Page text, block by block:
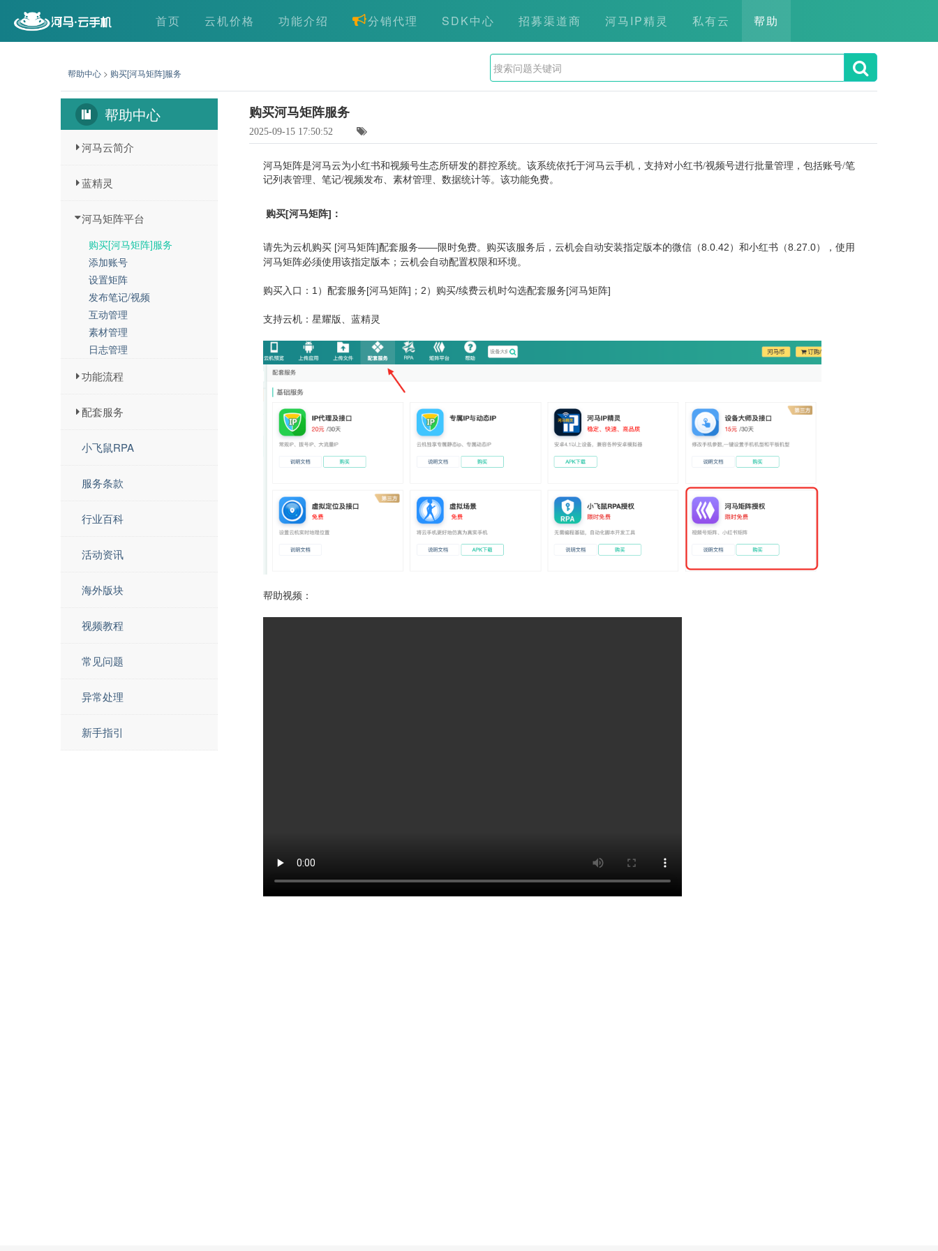
首页 云机价格 功能介绍 分销代理 SDK中心 招募渠道商 河马IP精灵 私有云 帮助
帮助中心 > 购买[河马矩阵]服务
帮助中心
河马云简介
蓝精灵
河马矩阵平台
购买[河马矩阵]服务
添加账号
设置矩阵
发布笔记/视频
互动管理
素材管理
日志管理
功能流程
配套服务
小飞鼠RPA
服务条款
行业百科
活动资讯
海外版块
视频教程
常见问题
异常处理
新手指引
购买河马矩阵服务
2025-09-15 17:50:52
河马矩阵是河马云为小红书和视频号生态所研发的群控系统。该系统依托于河马云手机，支持对小红书/视频号进行批量管理，包括账号/笔
记列表管理、笔记/视频发布、素材管理、数据统计等。该功能免费。
购买[河马矩阵]：
请先为云机购买 [河马矩阵]配套服务——限时免费。购买该服务后，云机会自动安装指定版本的微信（8.0.42）和小红书（8.27.0），使用
河马矩阵必须使用该指定版本；云机会自动配置权限和环境。
购买入口：1）配套服务[河马矩阵]；2）购买/续费云机时勾选配套服务[河马矩阵]
支持云机：星耀版、蓝精灵
帮助视频：